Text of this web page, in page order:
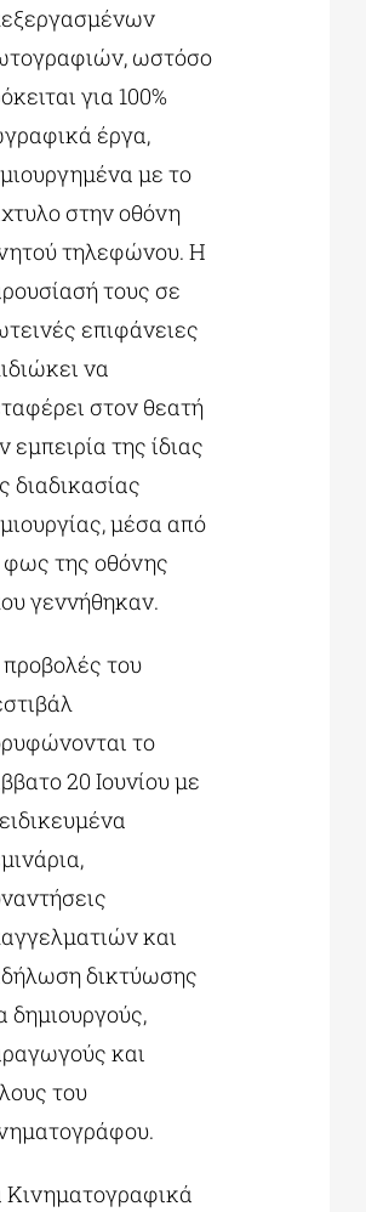
ωστόσο
για 100%
έργα,
με το
στην οθόνη
τηλεφώνου. Η
τους σε
επιφάνειες
να
στον θεατή
εμπειρία της ίδιας
διαδικασίας
μέσα από
φως της οθόνης
γεννήθηκαν.
προβολές του
το
20 Ιουνίου με
και
δικτύωσης
δημιουργούς,
και
του
Κινηματογραφικά